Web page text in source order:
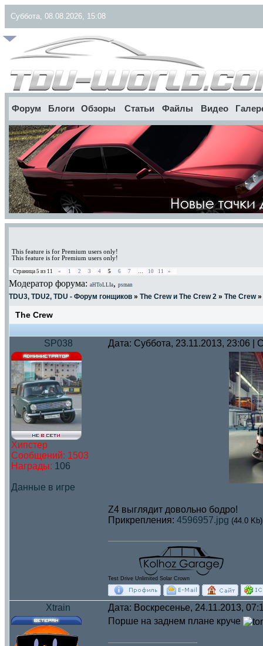
Суббота, 08.08.2026, 15:08
Форум Блоги Обзоры Статьи Файлы Видео
This feature is for Premium users only!
This feature is for Premium users only!
Страница 5 из 11 « 1 2 3 4 5 6 7 … 10 11 »
Модератор форума: aHToLLIa, psman
TDU3, TDU2, TDU - Форум гонщиков » The Crew и The Crew 2 » The Crew »
The Crew
SP038 Дата: Суббота, 23.11.2013, 23:06 |
Хипстер
Сообщений: 1503
Награды: 106
Данные в игре
Z4 выглядит довольно бодро!
Прикрепления: 4596957.jpg (44.0 Kb)
Test Drive Unlimited Solar Crown
Xtrain Дата: Воскресенье, 24.11.2013,
Порше на заднем плане круче